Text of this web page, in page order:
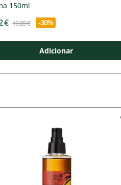
150ml
€ 19,89 € -30%
Adicionar